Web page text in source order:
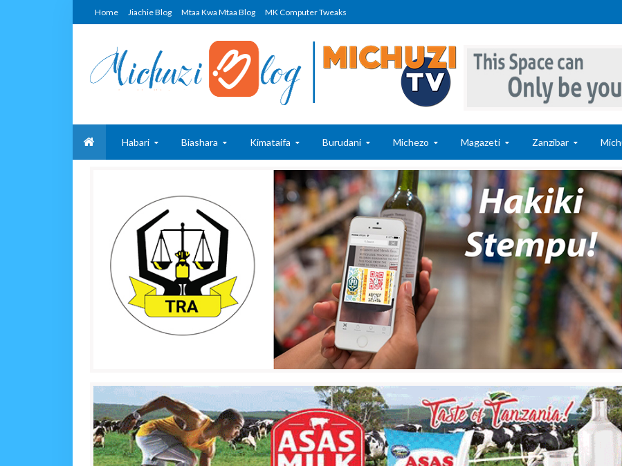
Home Jiachie Blog Mtaa Kwa Mtaa Blog MK Computer Tweaks
Habari Biashara Kimataifa Burudani Michezo Magazeti Zanzibar